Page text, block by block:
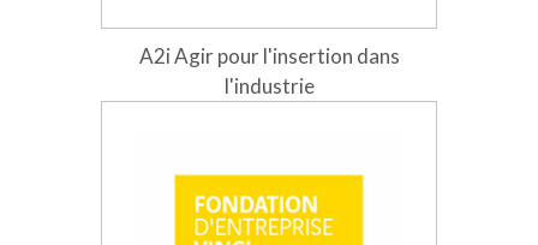
A2i Agir pour l'insertion dans
l'industrie